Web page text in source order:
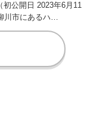
初公開日 2023年6月11
川市にあるハ…